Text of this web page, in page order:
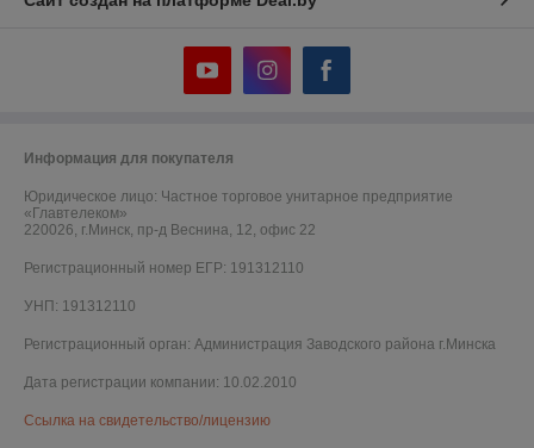
Информация для покупателя
Юридическое лицо: Частное торговое унитарное предприятие
«Главтелеком»
220026, г.Минск, пр-д Веснина, 12, офис 22
Регистрационный номер ЕГР: 191312110
УНП: 191312110
Регистрационный орган: Администрация Заводского района г.Минска
Дата регистрации компании: 10.02.2010
Ссылка на свидетельство/лицензию